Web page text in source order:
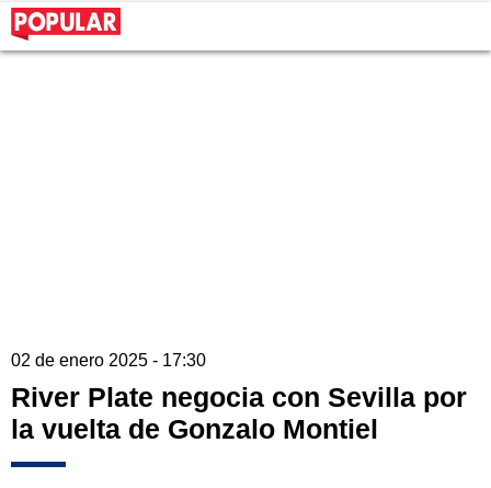
02 de enero 2025 - 17:30
River Plate negocia con Sevilla por
la vuelta de Gonzalo Montiel